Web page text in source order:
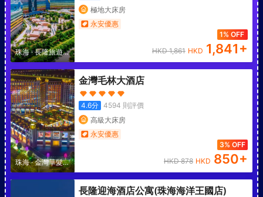
珠海·長隆旅遊度
假區
極地大床房
永安優惠
1% OFF
HKD1,861 HKD 1,841+
珠海·金灣華髮商
都
金灣毛林大酒店
4.6分 4594 則評價
高級大床房
永安優惠
3% OFF
HKD878 HKD 850+
長隆迎海酒店公寓(珠海海洋王國店)